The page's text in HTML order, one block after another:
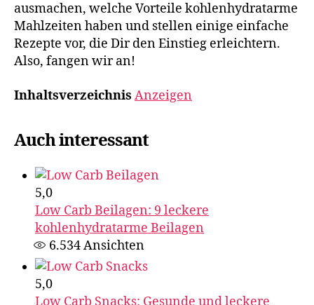
ausmachen, welche Vorteile kohlenhydratarme
Mahlzeiten haben und stellen einige einfache
Rezepte vor, die Dir den Einstieg erleichtern.
Also, fangen wir an!
Inhaltsverzeichnis Anzeigen
Auch interessant
5,0
Low Carb Beilagen: 9 leckere
kohlenhydratarme Beilagen
6.534Ansichten
5,0
Low Carb Snacks: Gesunde und leckere